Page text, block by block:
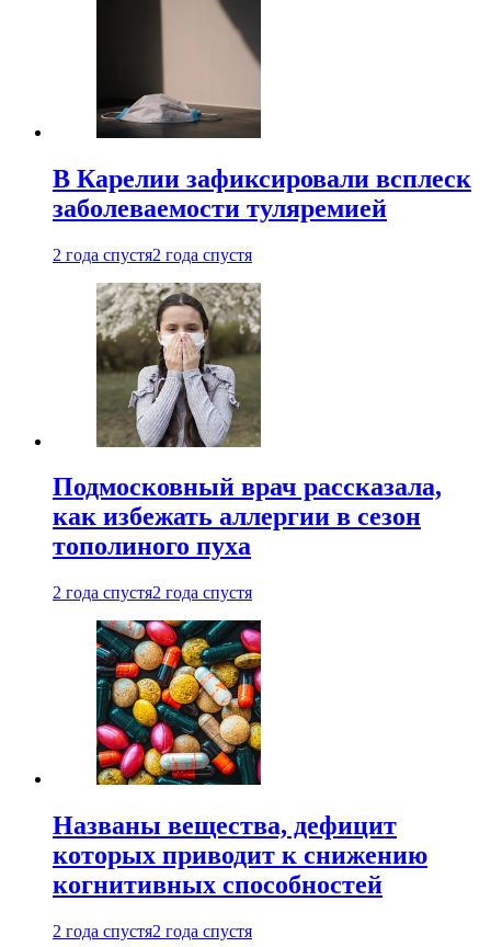
В Карелии зафиксировали всплеск
заболеваемости туляремией
2 года спустя2 года спустя
Подмосковный врач рассказала,
как избежать аллергии в сезон
тополиного пуха
2 года спустя2 года спустя
Названы вещества, дефицит
которых приводит к снижению
когнитивных способностей
2 года спустя2 года спустя